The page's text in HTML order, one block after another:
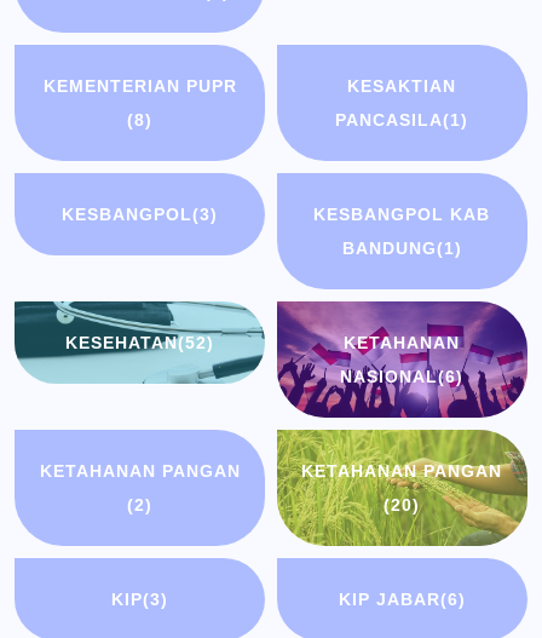
KEMENTERIAN PUPR
(8)
KESAKTIAN
PANCASILA(1)
KESBANGPOL(3)
KESBANGPOL KAB
BANDUNG(1)
KESEHATAN(52)
KETAHANAN
NASIONAL(6)
KETAHANAN PANGAN
(2)
KETAHANAN PANGAN
(20)
KIP(3) KIP JABAR(6)